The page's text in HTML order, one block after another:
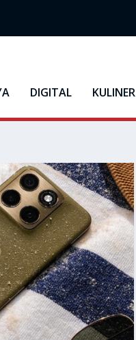
DIGITAL KULINER